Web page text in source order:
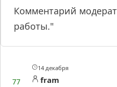
Комментарий
работы."
14 декабря
77 fram